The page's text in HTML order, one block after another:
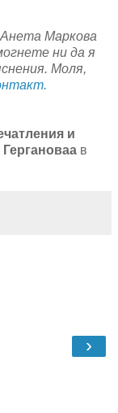
Маркова
ни да я
Моля,
и
в
›